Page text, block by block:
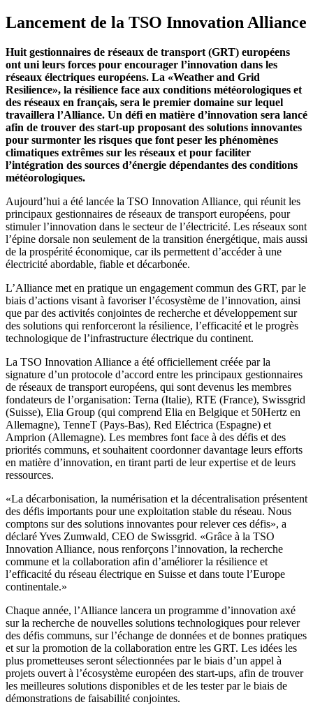
Lancement de la TSO Innovation Alliance
Huit gestionnaires de réseaux de transport (GRT) européens
ont uni leurs forces pour encourager l’innovation dans les
réseaux électriques européens. La «Weather and Grid
Resilience», la résilience face aux conditions météorologiques et
des réseaux en français, sera le premier domaine sur lequel
travaillera l’Alliance. Un défi en matière d’innovation sera lancé
afin de trouver des start-up proposant des solutions innovantes
pour surmonter les risques que font peser les phénomènes
climatiques extrêmes sur les réseaux et pour faciliter
l’intégration des sources d’énergie dépendantes des conditions
météorologiques.
Aujourd’hui a été lancée la TSO Innovation Alliance, qui réunit les
principaux gestionnaires de réseaux de transport européens, pour
stimuler l’innovation dans le secteur de l’électricité. Les réseaux sont
l’épine dorsale non seulement de la transition énergétique, mais aussi
de la prospérité économique, car ils permettent d’accéder à une
électricité abordable, fiable et décarbonée.
L’Alliance met en pratique un engagement commun des GRT, par le
biais d’actions visant à favoriser l’écosystème de l’innovation, ainsi
que par des activités conjointes de recherche et développement sur
des solutions qui renforceront la résilience, l’efficacité et le progrès
technologique de l’infrastructure électrique du continent.
La TSO Innovation Alliance a été officiellement créée par la
signature d’un protocole d’accord entre les principaux gestionnaires
de réseaux de transport européens, qui sont devenus les membres
fondateurs de l’organisation: Terna (Italie), RTE (France), Swissgrid
(Suisse), Elia Group (qui comprend Elia en Belgique et 50Hertz en
Allemagne), TenneT (Pays-Bas), Red Eléctrica (Espagne) et
Amprion (Allemagne). Les membres font face à des défis et des
priorités communs, et souhaitent coordonner davantage leurs efforts
en matière d’innovation, en tirant parti de leur expertise et de leurs
ressources.
«La décarbonisation, la numérisation et la décentralisation présentent
des défis importants pour une exploitation stable du réseau. Nous
comptons sur des solutions innovantes pour relever ces défis», a
déclaré Yves Zumwald, CEO de Swissgrid. «Grâce à la TSO
Innovation Alliance, nous renforçons l’innovation, la recherche
commune et la collaboration afin d’améliorer la résilience et
l’efficacité du réseau électrique en Suisse et dans toute l’Europe
continentale.»
Chaque année, l’Alliance lancera un programme d’innovation axé
sur la recherche de nouvelles solutions technologiques pour relever
des défis communs, sur l’échange de données et de bonnes pratiques
et sur la promotion de la collaboration entre les GRT. Les idées les
plus prometteuses seront sélectionnées par le biais d’un appel à
projets ouvert à l’écosystème européen des start-ups, afin de trouver
les meilleures solutions disponibles et de les tester par le biais de
démonstrations de faisabilité conjointes.